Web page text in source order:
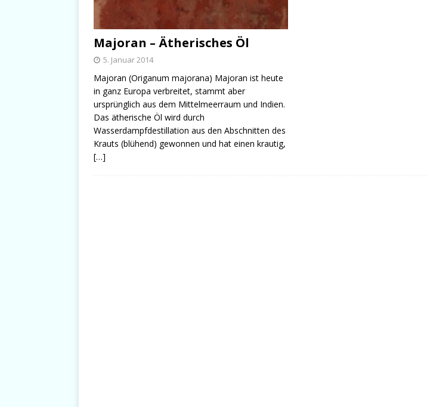
Majoran – Ätherisches Öl
5. Januar 2014
Majoran (Origanum majorana) Majoran ist heute
in ganz Europa verbreitet, stammt aber
ursprünglich aus dem Mittelmeerraum und Indien.
Das ätherische Öl wird durch
Wasserdampfdestillation aus den Abschnitten des
Krauts (blühend) gewonnen und hat einen krautig,
[…]